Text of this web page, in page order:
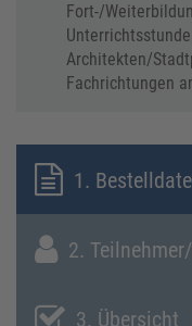
Fort-/
Architekten/
Fachrichtungen
1.
2.
3. Übersicht